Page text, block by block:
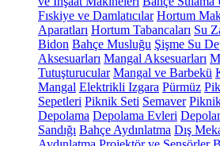
Fıskiye ve Damlatıcılar Hortum
Aparatları Hortum Tabancaları Su
Bidon Bahçe Musluğu Şişme Su
Aksesuarları Mangal Aksesuarları
Tutuşturucular Mangal ve Barbekü
Mangal Elektrikli Izgara Pürmüz
Sepetleri Piknik Seti Semaver
Depolama Depolama Evleri
Sandığı Bahçe Aydınlatma Dış